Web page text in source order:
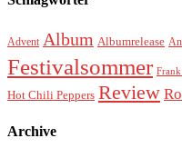
Advent Album Albumrelease
Festivalsommer
Hot Chili Peppers Review
Archive